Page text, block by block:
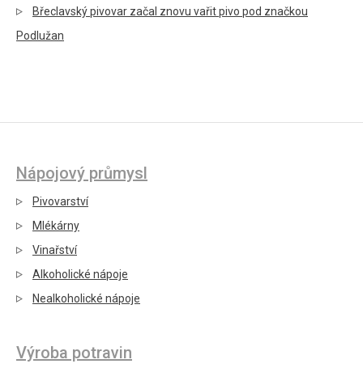
Břeclavský pivovar začal znovu vařit pivo pod značkou
Podlužan
Nápojový průmysl
Pivovarství
Mlékárny
Vinařství
Alkoholické nápoje
Nealkoholické nápoje
Výroba potravin